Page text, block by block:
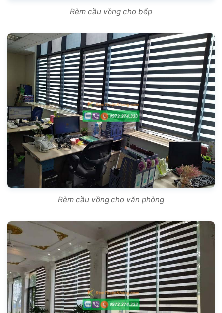
Rèm cầu vồng cho bếp
Rèm cầu vồng cho văn phòng